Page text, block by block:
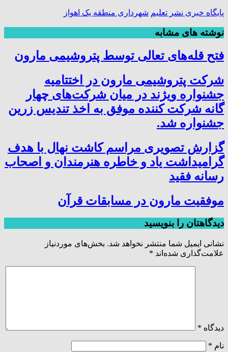
پایگاه خبری نشر تعلیم شهرداری منطقه یک اهواز
نوشته های مشابه
فتح‌ قله‌های تعالی توسط پتروشیمی مارون
شرکت پتروشیمی مارون در اختتامیه
جشنواره ویژند در میان شرکت‌های چهار
گانه شرکت کننده موفق به اخذ تندیس زرین
جشنواره شد.
گزارش تصویری مراسم کاشت نهال با هدف
گرامیداشت یاد و خاطره هنرمندان و اصحاب
رسانه فقید
موفقیت مارون در مسابقات قرآن
دیدگاهتان را بنویسید
نشانی ایمیل شما منتشر نخواهد شد. بخش‌های موردنیاز
علامت‌گذاری شده‌اند *
دیدگاه *
نام *